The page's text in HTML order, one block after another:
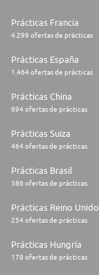
Prácticas Francia
4.299 ofertas de prácticas
Prácticas España
1.464 ofertas de prácticas
Prácticas China
694 ofertas de prácticas
Prácticas Suiza
464 ofertas de prácticas
Prácticas Brasil
386 ofertas de prácticas
Prácticas Reino Unido
254 ofertas de prácticas
Prácticas Hungría
178 ofertas de prácticas